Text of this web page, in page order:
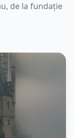
de la fundație